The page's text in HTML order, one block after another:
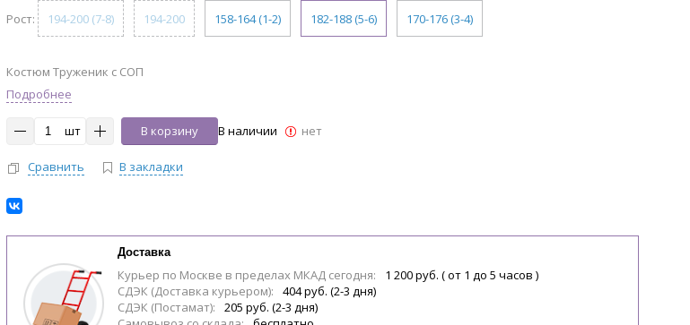
Рост: 194-200 (7-8) 194-200 158-164 (1-2) 182-188 (5-6) 170-176 (3-4)
Костюм Труженик с СОП
Подробнее
шт В корзину В наличии нет
Сравнить В закладки
Доставка
Курьер по Москве в пределах МКАД сегодня:
1 200 руб. ( от 1 до 5 часов )
СДЭК (Доставка курьером):
404 руб. (2-3 дня)
СДЭК (Постамат):
205 руб. (2-3 дня)